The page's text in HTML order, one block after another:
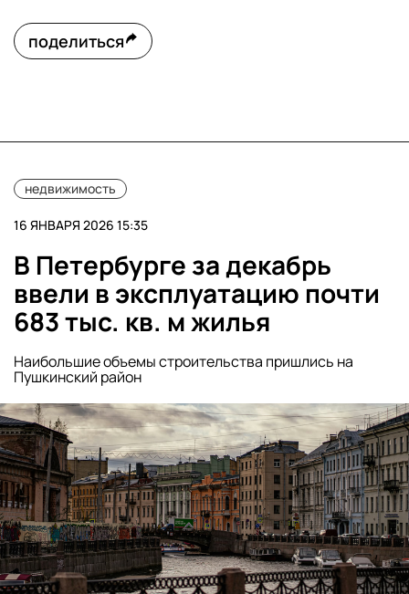
поделиться
недвижимость
16 ЯНВАРЯ 2026 15:35
В Петербурге за декабрь
ввели в эксплуатацию почти
683 тыс. кв. м жилья
Наибольшие объемы строительства пришлись на
Пушкинский район